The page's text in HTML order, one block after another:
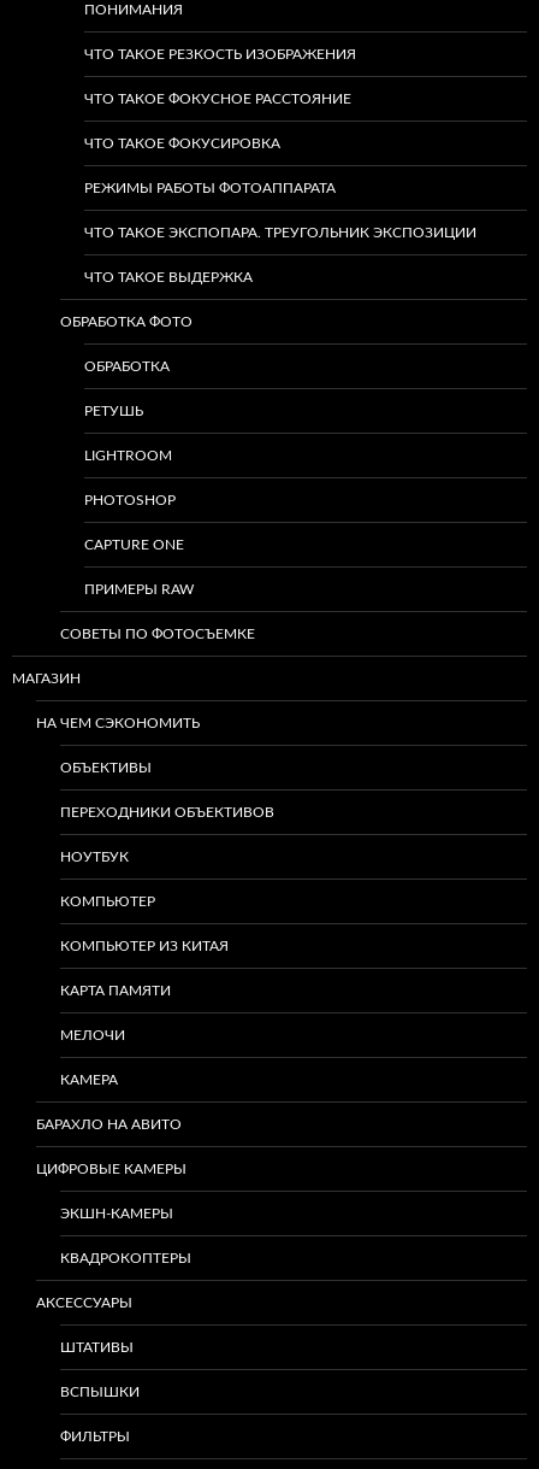
ПОНИМАНИЯ
ЧТО ТАКОЕ РЕЗКОСТЬ ИЗОБРАЖЕНИЯ
ЧТО ТАКОЕ ФОКУСНОЕ РАССТОЯНИЕ
ЧТО ТАКОЕ ФОКУСИРОВКА
РЕЖИМЫ РАБОТЫ ФОТОАППАРАТА
ЧТО ТАКОЕ ЭКСПОПАРА. ТРЕУГОЛЬНИК ЭКСПОЗИЦИИ
ЧТО ТАКОЕ ВЫДЕРЖКА
ОБРАБОТКА ФОТО
ОБРАБОТКА
РЕТУШЬ
LIGHTROOM
PHOTOSHOP
CAPTURE ONE
ПРИМЕРЫ RAW
СОВЕТЫ ПО ФОТОСЪЕМКЕ
МАГАЗИН
НА ЧЕМ СЭКОНОМИТЬ
ОБЪЕКТИВЫ
ПЕРЕХОДНИКИ ОБЪЕКТИВОВ
НОУТБУК
КОМПЬЮТЕР
КОМПЬЮТЕР ИЗ КИТАЯ
КАРТА ПАМЯТИ
МЕЛОЧИ
КАМЕРА
БАРАХЛО НА АВИТО
ЦИФРОВЫЕ КАМЕРЫ
ЭКШН-КАМЕРЫ
КВАДРОКОПТЕРЫ
АКСЕССУАРЫ
ШТАТИВЫ
ВСПЫШКИ
ФИЛЬТРЫ